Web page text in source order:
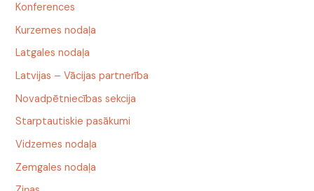
Konferences
Kurzemes nodaļa
Latgales nodaļa
Latvijas – Vācijas partnerība
Novadpētniecības sekcija
Starptautiskie pasākumi
Vidzemes nodaļa
Zemgales nodaļa